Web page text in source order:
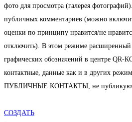
фото для просмотра (галерея
публичных комментариев (можно
оценки по принципу нравится/не
отключить). В этом режиме
графических обозначений в центре
контактные, данные как и в других
ПУБЛИЧНЫЕ КОНТАКТЫ, не
СОЗДАТЬ